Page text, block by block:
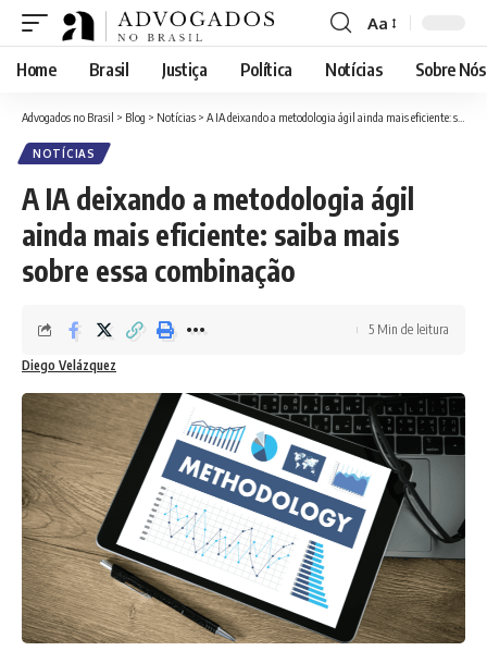
Font
Resizer
Aa
Home Brasil Justiça Política Notícias Sobre Nós
Advogados no Brasil > Blog > Notícias > A IA deixando a metodologia ágil ainda mais eficiente: saiba mais sobre essa combinação
NOTÍCIAS
A IA deixando a metodologia ágil
ainda mais eficiente: saiba mais
sobre essa combinação
Diego Velázquez
5 Min de leitura